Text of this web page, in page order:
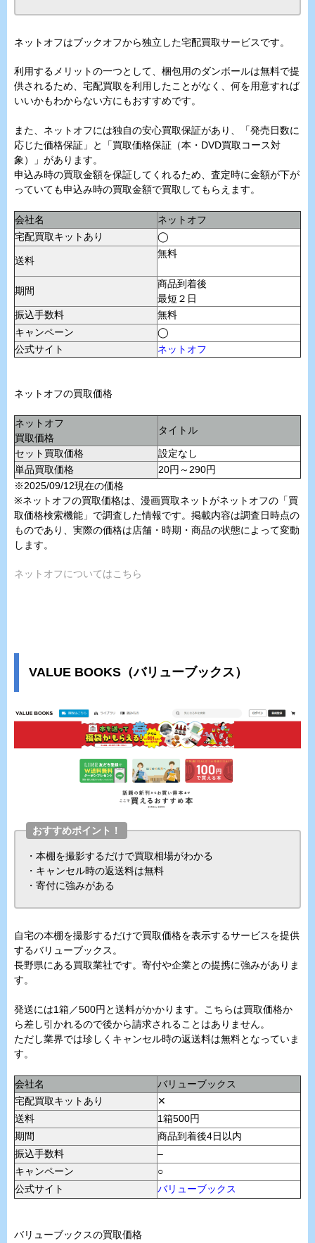
ネットオフはブックオフから独立した宅配買取サービスです。
利用するメリットの一つとして、梱包用のダンボールは無料で提
供されるため、宅配買取を利用したことがなく、何を用意すれば
いいかもわからない方にもおすすめです。
また、ネットオフには独自の安心買取保証があり、「発売日数に
応じた価格保証」と「買取価格保証（本・DVD買取コース対
象）」があります。
申込み時の買取金額を保証してくれるため、査定時に金額が下が
っていても申込み時の買取金額で買取してもらえます。
会社名
ネットオフ
宅配買取キットあり
◯
送料
無料
期間
商品到着後
最短２日
振込手数料
無料
キャンペーン
◯
公式サイト
ネットオフ
ネットオフの買取価格
ネットオフ
買取価格
タイトル
セット買取価格
設定なし
単品買取価格
20円～290円
※2025/09/12現在の価格
※ネットオフの買取価格は、漫画買取ネットがネットオフの「買
取価格検索機能」で調査した情報です。掲載内容は調査日時点の
ものであり、実際の価格は店舗・時期・商品の状態によって変動
します。
ネットオフについてはこちら
VALUE BOOKS（バリューブックス）
おすすめポイント！
・本棚を撮影するだけで買取相場がわかる
・キャンセル時の返送料は無料
・寄付に強みがある
自宅の本棚を撮影するだけで買取価格を表示するサービスを提供
するバリューブックス。
長野県にある買取業社です。寄付や企業との提携に強みがありま
す。
発送には1箱／500円と送料がかかります。こちらは買取価格か
ら差し引かれるので後から請求されることはありません。
ただし業界では珍しくキャンセル時の返送料は無料となっていま
す。
会社名
バリューブックス
宅配買取キットあり
✕
送料
1箱500円
期間
商品到着後4日以内
振込手数料
–
キャンペーン
○
公式サイト
バリューブックス
バリューブックスの買取価格